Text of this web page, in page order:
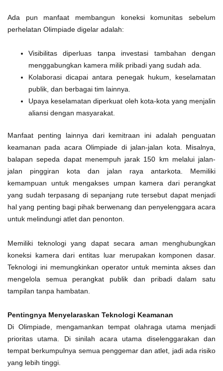
Ada pun manfaat membangun koneksi komunitas sebelum
perhelatan Olimpiade digelar adalah:
Visibilitas diperluas tanpa investasi tambahan dengan
menggabungkan kamera milik pribadi yang sudah ada.
Kolaborasi dicapai antara penegak hukum, keselamatan
publik, dan berbagai tim lainnya.
Upaya keselamatan diperkuat oleh kota-kota yang menjalin
aliansi dengan masyarakat.
Manfaat penting lainnya dari kemitraan ini adalah penguatan
keamanan pada acara Olimpiade di jalan-jalan kota. Misalnya,
balapan sepeda dapat menempuh jarak 150 km melalui jalan-
jalan pinggiran kota dan jalan raya antarkota. Memiliki
kemampuan untuk mengakses umpan kamera dari perangkat
yang sudah terpasang di sepanjang rute tersebut dapat menjadi
hal yang penting bagi pihak berwenang dan penyelenggara acara
untuk melindungi atlet dan penonton.
Memiliki teknologi yang dapat secara aman menghubungkan
koneksi kamera dari entitas luar merupakan komponen dasar.
Teknologi ini memungkinkan operator untuk meminta akses dan
mengelola semua perangkat publik dan pribadi dalam satu
tampilan tanpa hambatan.
Pentingnya Menyelaraskan Teknologi Keamanan
Di Olimpiade, mengamankan tempat olahraga utama menjadi
prioritas utama. Di sinilah acara utama diselenggarakan dan
tempat berkumpulnya semua penggemar dan atlet, jadi ada risiko
yang lebih tinggi.